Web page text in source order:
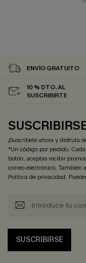
ENVÍO GRATUITO
10 % DTO. AL
SUSCRIBIRTE
¡Suscríbete ahora y disfruta
*Un código por pedido.
botón, aceptas recibir
correo electrónico. También
Política de privacidad.
SUSCRIBIRSE